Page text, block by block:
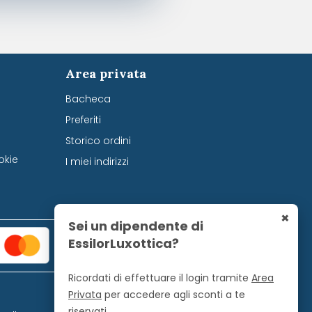
Area privata
Bacheca
Preferiti
Storico ordini
I miei indirizzi
×
Sei un dipendente di
EssilorLuxottica?
Ricordati di effettuare il login tramite Area
Privata per accedere agli sconti a te